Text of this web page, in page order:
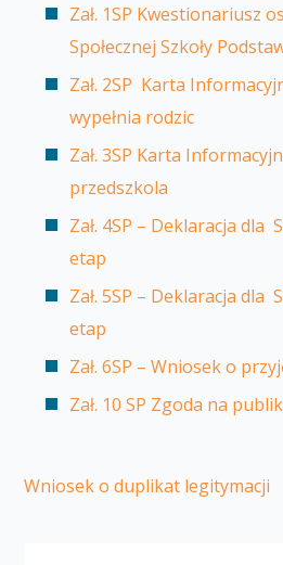
Zał. 1SP Kwestionariusz
Społecznej Szkoły
Zał. 2SP Karta
wypełnia rodzic
Zał. 3SP Karta
przedszkola
Zał. 4SP – Deklaracja dla
etap
Zał. 5SP – Deklaracja dla
etap
Zał. 6SP – Wniosek o
Zał. 10 SP Zgoda na
Wniosek o duplikat legitymacji